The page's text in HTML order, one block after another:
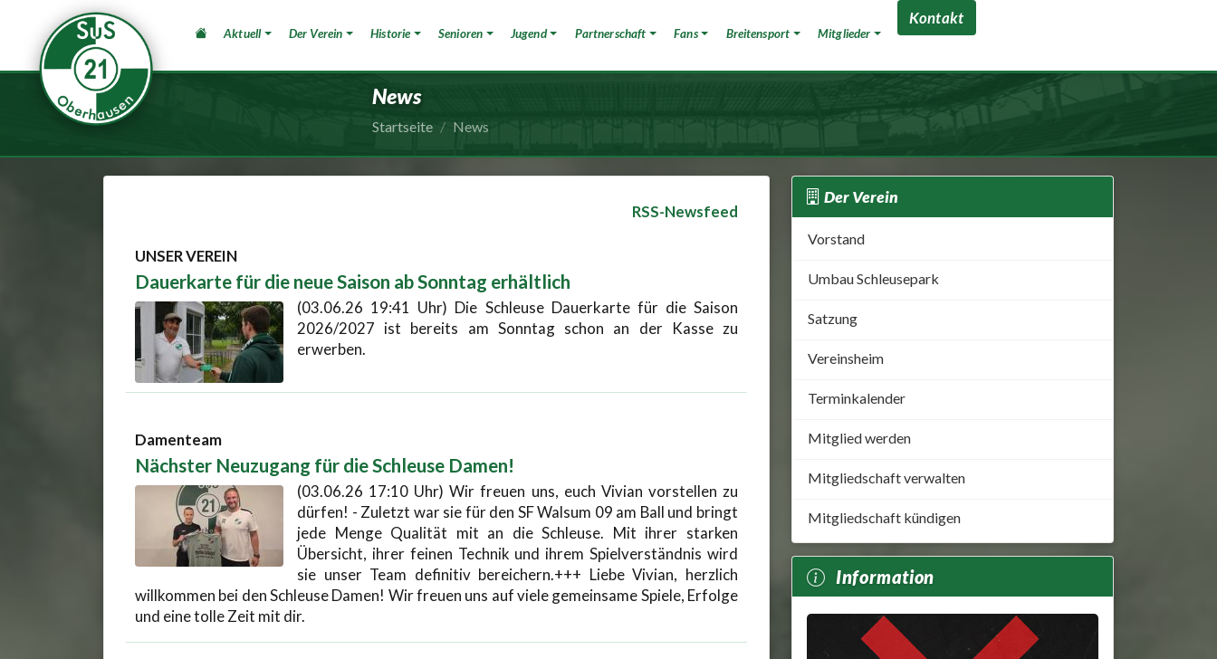
SuS 21 Oberhausen e.V.
Aktuell Der Verein Historie Senioren Jugend Partnerschaft Fans Breitensport Mitglieder
Kontakt
News
Startseite News
RSS-Newsfeed
UNSER VEREIN
Dauerkarte für die neue Saison ab Sonntag erhältlich
(03.06.26 19:41 Uhr) Die Schleuse Dauerkarte für die Saison
2026/2027 ist bereits am Sonntag schon an der Kasse zu
erwerben.
Damenteam
Nächster Neuzugang für die Schleuse Damen!
(03.06.26 17:10 Uhr) Wir freuen uns, euch Vivian vorstellen zu
dürfen! - Zuletzt war sie für den SF Walsum 09 am Ball und bringt
jede Menge Qualität mit an die Schleuse. Mit ihrer starken
Übersicht, ihrer feinen Technik und ihrem Spielverständnis wird
sie unser Team definitiv bereichern.+++ Liebe Vivian, herzlich
willkommen bei den Schleuse Damen! Wir freuen uns auf viele gemeinsame Spiele, Erfolge
und eine tolle Zeit mit dir.
Der Verein
Vorstand
Umbau Schleusepark
Satzung
Vereinsheim
Terminkalender
Mitglied werden
Mitgliedschaft verwalten
Mitgliedschaft kündigen
Information